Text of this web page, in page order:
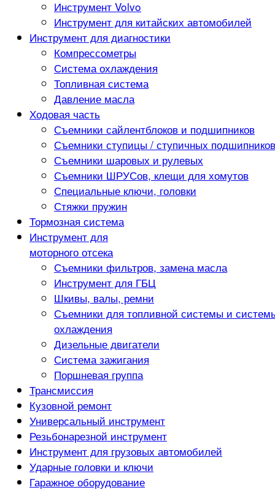
Инструмент Volvo
Инструмент для китайских автомобилей
Инструмент для диагностики
Компрессометры
Система охлаждения
Топливная система
Давление масла
Ходовая часть
Съемники сайлентблоков и подшипников
Съемники ступицы / ступичных подшипников
Съемники шаровых и рулевых
Съемники ШРУСов, клещи для хомутов
Специальные ключи, головки
Стяжки пружин
Тормозная система
Инструмент для
моторного отсека
Съемники фильтров, замена масла
Инструмент для ГБЦ
Шкивы, валы, ремни
Съемники для топливной системы и
охлаждения
Дизельные двигатели
Система зажигания
Поршневая группа
Трансмиссия
Кузовной ремонт
Универсальный инструмент
Резьбонарезной инструмент
Инструмент для грузовых автомобилей
Ударные головки и ключи
Гаражное оборудование